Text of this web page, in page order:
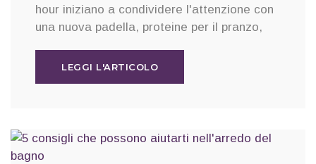
hour iniziano a condividere l'attenzione con
una nuova padella, proteine per il pranzo,
LEGGI L'ARTICOLO